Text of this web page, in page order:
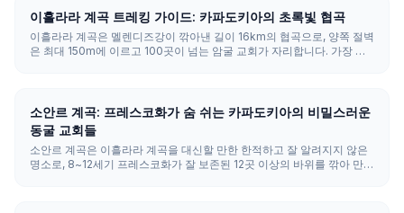
이흘라라 계곡 트레킹 가이드: 카파도키아의 초록빛 협곡
이흘라라 계곡은 멜렌디즈강이 깎아낸 길이 16km의 협곡으로, 양쪽 절벽
은 최대 150m에 이르고 100곳이 넘는 암굴 교회가 자리합니다. 가장 인
소안르 계곡: 프레스코화가 숨 쉬는 카파도키아의 비밀스러운
동굴 교회들
소안르 계곡은 이흘라라 계곡을 대신할 만한 한적하고 잘 알려지지 않은
명소로, 8~12세기 프레스코화가 잘 보존된 12곳 이상의 바위를 깎아 만든